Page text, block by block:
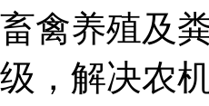
畜禽养殖及
级，解决农